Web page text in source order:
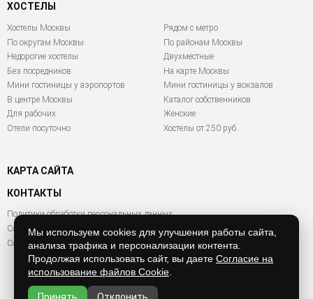
ХОСТЕЛЫ
Хостелы Москвы
По округам Москвы
Недорогие хостелы
Без посредников
Мини гостиницы у аэропортов
В центре Москвы
Для рабочих
Отели посуточно
Рядом с метро
По районам Москвы
Двухместные
На карте Москвы
Мини гостиницы у вокзалов
Каталог собственников
Женские
Хостелы от 250 руб.
КАРТА САЙТА
КОНТАКТЫ
Политики обработки персональных данных
Согласие на обработку персональных данных
Согласие на обработку файлов Cookies
Мы используем cookies для улучшения работы сайта,
анализа трафика и персонализации контента.
Продолжая использовать сайт, вы даете Согласие на
использование файлов Cookie